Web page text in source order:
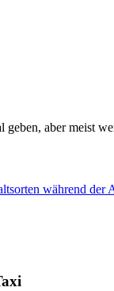
geben, aber meist